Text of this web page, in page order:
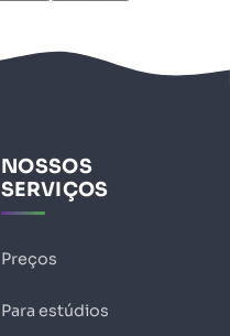
NOSSOS
SERVIÇOS
Preços
Para estúdios